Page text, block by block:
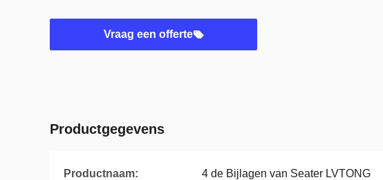
Vraag een offerte
Productgegevens
Productnaam: 4 de Bijlagen van Seater LVTONG